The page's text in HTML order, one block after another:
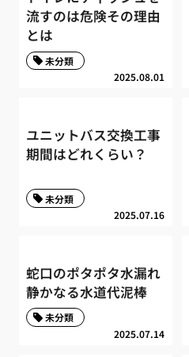
流すのは危険その理由
とは
2025.08.01
未分類
ユニットバス交換工事
期間はどれくらい？
2025.07.16
未分類
蛇口のポタポタ水漏れ
静かなる水道代泥棒
2025.07.14
未分類